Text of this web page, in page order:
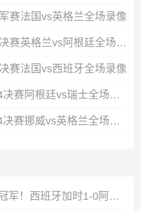
赛法国vs英格兰全场录像
07月16日世界杯半决赛英格兰vs阿根廷全场录像
赛法国vs西班牙全场录像
07月12日世界杯1/4决赛阿根廷vs瑞士全场录像
07月12日世界杯1/4决赛挪威vs英格兰全场录像
时隔16年夺世界杯冠军！西班牙加时1-0阿根廷费兰制胜恩佐染红